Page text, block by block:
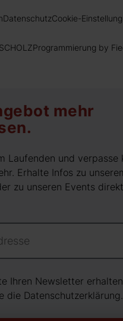
DatenschutzCookie-Einstellung
Programmierung by
mehr
Laufenden und verpasse
Erhalte Infos zu
zu unseren Events
Ihren Newsletter
die Datenschutz­erklärung.